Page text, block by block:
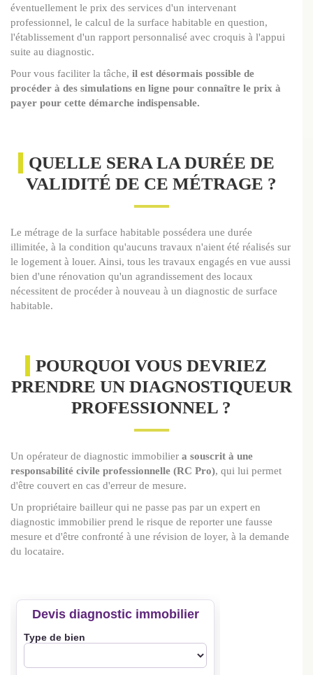
éventuellement le prix des services d'un intervenant
professionnel, le calcul de la surface habitable en question,
l'établissement d'un rapport personnalisé avec croquis à l'appui
suite au diagnostic.
Pour vous faciliter la tâche, il est désormais possible de
procéder à des simulations en ligne pour connaître le prix à
payer pour cette démarche indispensable.
QUELLE SERA LA DURÉE DE
VALIDITÉ DE CE MÉTRAGE ?
Le métrage de la surface habitable possédera une durée
illimitée, à la condition qu'aucuns travaux n'aient été réalisés sur
le logement à louer. Ainsi, tous les travaux engagés en vue aussi
bien d'une rénovation qu'un agrandissement des locaux
nécessitent de procéder à nouveau à un diagnostic de surface
habitable.
POURQUOI VOUS DEVRIEZ
PRENDRE UN DIAGNOSTIQUEUR
PROFESSIONNEL ?
Un opérateur de diagnostic immobilier a souscrit à une
responsabilité civile professionnelle (RC Pro), qui lui permet
d'être couvert en cas d'erreur de mesure.
Un propriétaire bailleur qui ne passe pas par un expert en
diagnostic immobilier prend le risque de reporter une fausse
mesure et d'être confronté à une révision de loyer, à la demande
du locataire.